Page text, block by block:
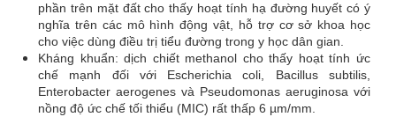
phần trên mặt đất cho thấy hoạt tính hạ đường huyết có ý
nghĩa trên các mô hình động vật, hỗ trợ cơ sở khoa học
cho việc dùng điều trị tiểu đường trong y học dân gian.
Kháng khuẩn: dịch chiết methanol cho thấy hoạt tính ức
chế mạnh đối với Escherichia coli, Bacillus subtilis,
Enterobacter aerogenes và Pseudomonas aeruginosa với
nồng độ ức chế tối thiểu (MIC) rất thấp 6 µm/mm.